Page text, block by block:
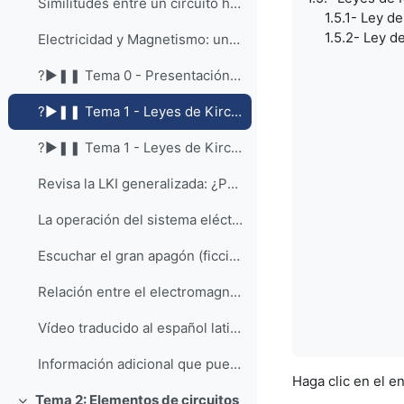
Similitudes entre un circuito hidráulico y un circuito eléctrico
Electricidad y Magnetismo: una guía introductoria.
?►❚❚ Tema 0 - Presentación de los profesores + Introducción a la asignatura
?►❚❚ Tema 1 - Leyes de Kirchhoff. Referencias de polaridad (Prof. Miguel Ángel García)
?►❚❚ Tema 1 - Leyes de Kirchhoff. Referencias de polaridad (Prof. Mur)
Revisa la LKI generalizada: ¿Por qué ⚡ protege el interruptor diferencial?
La operación del sistema eléctrico para dummies (edición especial para Red Eléctrica de España explicando el funcionamiento del sistema eléctrico en España)
Escuchar el gran apagón (ficción radiofónica sobre un gran apagón en España el 11 de abril de 2018)
Relación entre el electromagnetismo, la teoría de circuitos y la física de las telecomunicaciones. VSO en inglés.
Vídeo traducido al español latinoamericano: Relación entre el electromagnetismo, la teoría de circuitos y la física de las telecomunicaciones.
Información adicional que puede complementar la as...
Tema 2: Elementos de circuitos
1.5.1- Ley
1.5.2- Ley
Haga clic en el